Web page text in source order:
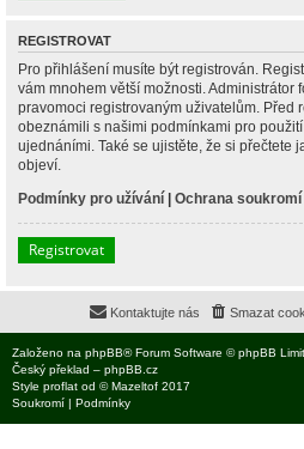
REGISTROVAT
Pro přihlášení musíte být registrován.
vám mnohem větší možnosti. Administrátor
pravomoci registrovaným uživatelům. Před
obeznámili s našimi podmínkami pro
ujednáními. Také se ujistěte, že si přečtete
objeví.
Podmínky pro užívání | Ochrana soukromí
Registrovat
Smazat
Kontaktujte nás
Založeno na phpBB® Forum Software © phpBB
Český překlad – phpBB.cz
Style proflat od ©Mazeltof 2017
Soukromí | Podmínky